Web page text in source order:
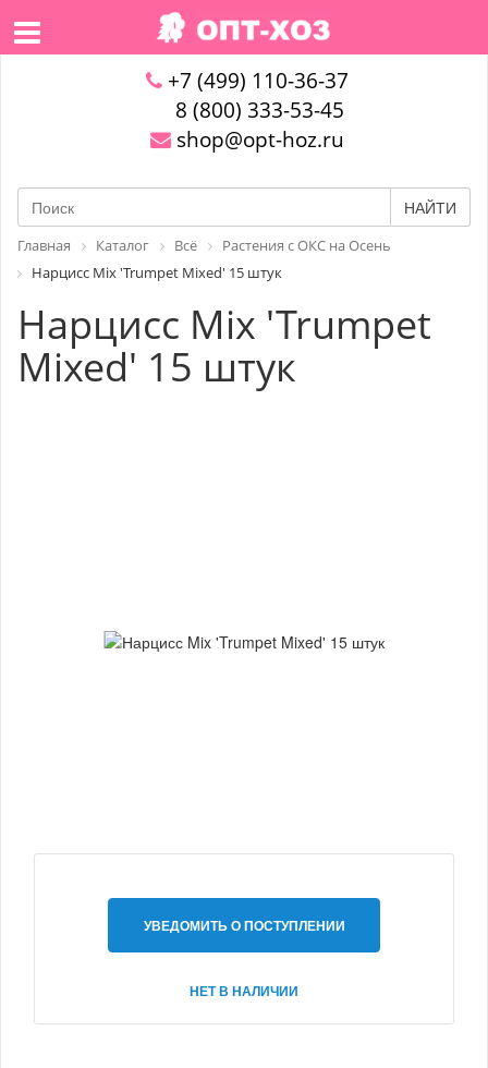
+7 (499) 110-36-37
8 (800) 333-53-45
shop@opt-hoz.ru
НАЙТИ
Главная Каталог Всё
Растения с ОКС на Осень
Нарцисс Mix 'Trumpet Mixed' 15 штук
Нарцисс Mix 'Trumpet
Mixed' 15 штук
УВЕДОМИТЬ О ПОСТУПЛЕНИИ
НЕТ В НАЛИЧИИ